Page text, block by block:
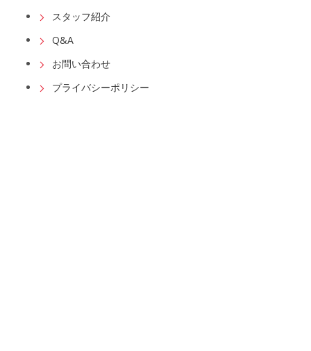
スタッフ紹介
Q&A
お問い合わせ
プライバシーポリシー